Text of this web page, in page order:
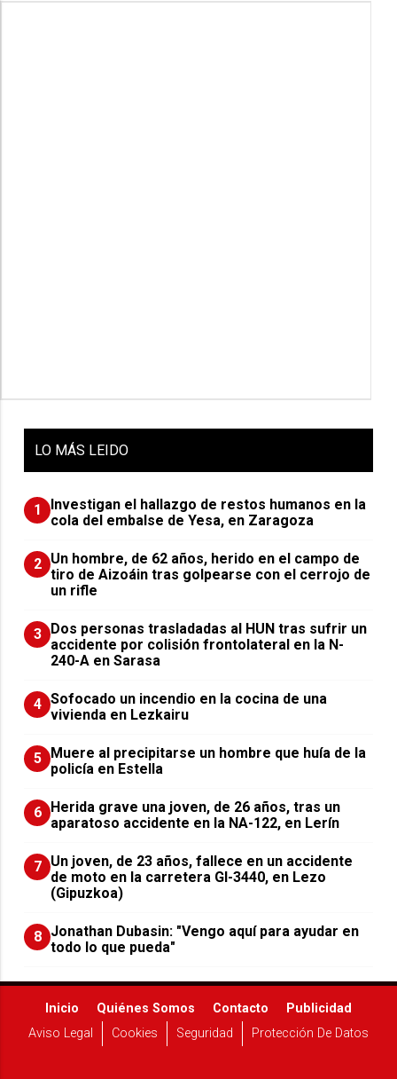
LO MÁS LEIDO
1
Investigan el hallazgo de restos humanos en la
cola del embalse de Yesa, en Zaragoza
2 Un hombre, de 62 años, herido en el campo de
tiro de Aizoáin tras golpearse con el cerrojo de
un rifle
3 ​Dos personas trasladadas al HUN tras sufrir un
accidente por colisión frontolateral en la N-
240-A en Sarasa
4 Sofocado un incendio en la cocina de una
vivienda en Lezkairu
5 Muere al precipitarse un hombre que huía de la
policía en Estella
6 Herida grave una joven, de 26 años, tras un
aparatoso accidente en la NA-122, en Lerín
7 Un joven, de 23 años, fallece en un accidente
de moto en la carretera GI-3440, en Lezo
(Gipuzkoa)
8 Jonathan Dubasin: "Vengo aquí para ayudar en
todo lo que pueda"
Inicio Quiénes Somos Contacto
Publicidad
Aviso Legal
Cookies Seguridad Protección De Datos